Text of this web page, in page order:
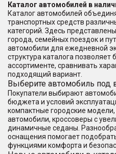
Каталог автомобилей в
Каталог автомобилей
транспортных средств
категорий. Здесь
города, семейных поездок и
автомобили для ежедневной
структура каталога позволяет
ассортименте, сравнивать
подходящий вариант.
Выберите автомобиль под
Покупатели выбирают
бюджета и условий
компактные городские
автомобили, кроссоверы с
динамичные седаны.
оснащения помогает
функциями комфорта и